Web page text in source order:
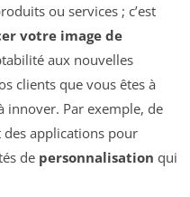
ou services ; c’est
votre image de
aux nouvelles
clients que vous êtes à
innover. Par exemple, de
applications pour
de personnalisation qui